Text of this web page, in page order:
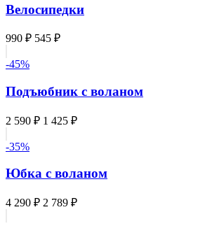
Велосипедки
990 ₽ 545 ₽
-45%
Подъюбник с воланом
2 590 ₽ 1 425 ₽
-35%
Юбка с воланом
4 290 ₽ 2 789 ₽